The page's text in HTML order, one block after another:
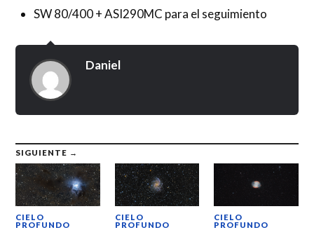
SW 80/400 + ASI290MC para el seguimiento
Daniel
SIGUIENTE →
CIELO
PROFUNDO
CIELO
PROFUNDO
CIELO
PROFUNDO